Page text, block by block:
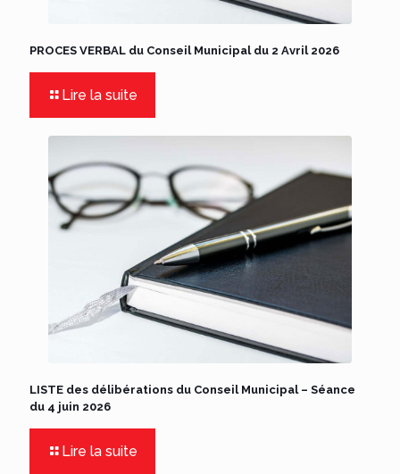
PROCES VERBAL du Conseil Municipal du 2 Avril 2026
Lire la suite
LISTE des délibérations du Conseil Municipal – Séance
du 4 juin 2026
Lire la suite